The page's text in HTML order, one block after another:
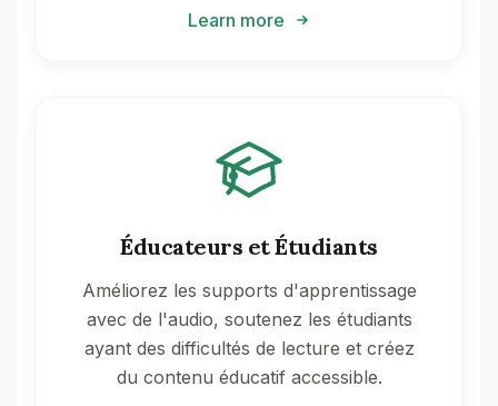
Learn more
Éducateurs et Étudiants
Améliorez les supports d'apprentissage
avec de l'audio, soutenez les étudiants
ayant des difficultés de lecture et créez
du contenu éducatif accessible.